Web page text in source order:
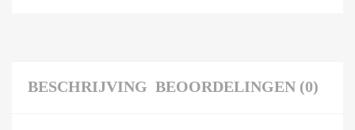
BESCHRIJVING BEOORDELINGEN (0)